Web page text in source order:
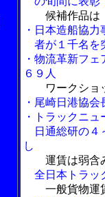
候補作品は
・日本造船協
者が１千名を
・物流革新フ
６９人
ワークショ
・尾崎日港協
・トラックニュ
日通総研の４
し
運賃は弱含
全日本トラッ
一般貨物運